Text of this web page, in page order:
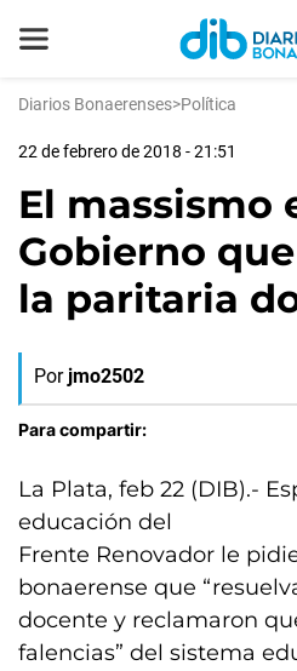
Diarios Bonaerenses>Política
22 de febrero de 2018 - 21:51
El massismo
Gobierno
la paritaria
Por jmo2502
Para compartir:
La Plata, feb 22 (DIB).-
educación del
Frente Renovador le
bonaerense que
docente y reclamaron
falencias” del sistema